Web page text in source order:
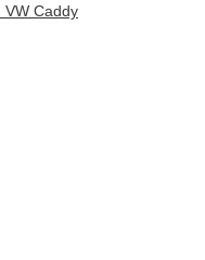
VW Caddy